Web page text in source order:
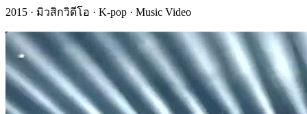
2015 · มิวสิกวิดีโอ · K-pop · Music Video